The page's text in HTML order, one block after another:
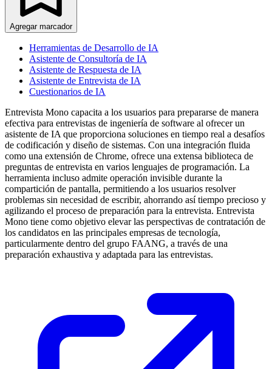
Agregar marcador
Herramientas de Desarrollo de IA
Asistente de Consultoría de IA
Asistente de Respuesta de IA
Asistente de Entrevista de IA
Cuestionarios de IA
Entrevista Mono capacita a los usuarios para prepararse de manera
efectiva para entrevistas de ingeniería de software al ofrecer un
asistente de IA que proporciona soluciones en tiempo real a desafíos
de codificación y diseño de sistemas. Con una integración fluida
como una extensión de Chrome, ofrece una extensa biblioteca de
preguntas de entrevista en varios lenguajes de programación. La
herramienta incluso admite operación invisible durante la
compartición de pantalla, permitiendo a los usuarios resolver
problemas sin necesidad de escribir, ahorrando así tiempo precioso y
agilizando el proceso de preparación para la entrevista. Entrevista
Mono tiene como objetivo elevar las perspectivas de contratación de
los candidatos en las principales empresas de tecnología,
particularmente dentro del grupo FAANG, a través de una
preparación exhaustiva y adaptada para las entrevistas.